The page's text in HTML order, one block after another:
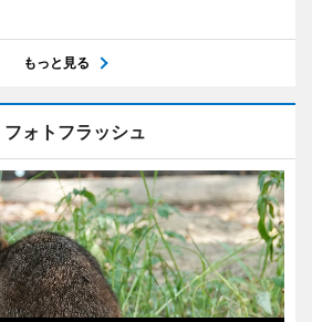
もっと見る
フォトフラッシュ